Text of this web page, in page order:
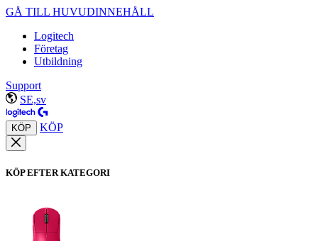
GÅ TILL HUVUDINNEHÅLL
Logitech
Företag
Utbildning
Support
SE,sv
KÖP KÖP
KÖP EFTER KATEGORI